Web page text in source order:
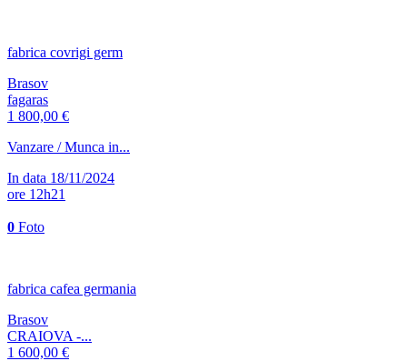
fabrica covrigi germ
Brasov
fagaras
1 800,00 €
Vanzare / Munca in...
In data 18/11/2024
ore 12h21
0 Foto
fabrica cafea germania
Brasov
CRAIOVA -...
1 600,00 €